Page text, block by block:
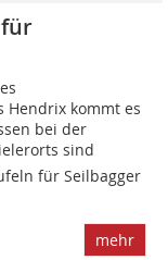
Hendrix kommt es
bei der
sind
für Seilbagger
mehr